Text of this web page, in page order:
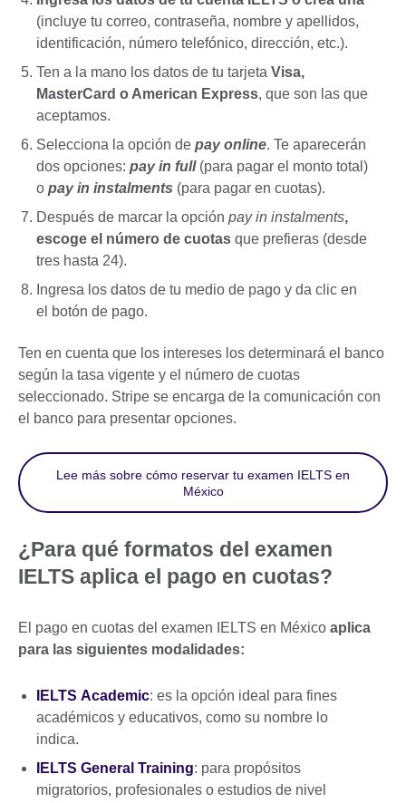
(incluye tu correo, contraseña, nombre y apellidos,
identificación, número telefónico, dirección, etc.).
Ten a la mano los datos de tu tarjeta Visa,
MasterCard o American Express, que son las que
aceptamos.
Selecciona la opción de pay online. Te aparecerán
dos opciones: pay in full(para pagar el monto total)
o pay in instalments (para pagar en cuotas).
Después de marcar la opción pay in instalments,
escoge el número de cuotas que prefieras (desde
tres hasta 24).
Ingresa los datos de tu medio de pago y da clic en
el botón de pago.
Ten en cuenta que los intereses los determinará el banco
según la tasa vigente y el número de cuotas
seleccionado. Stripe se encarga de la comunicación con
el banco para presentar opciones.
Lee más sobre cómo reservar tu examen IELTS en
México
¿Para qué formatos del examen
IELTS aplica el pago en cuotas?
El pago en cuotas del examen IELTS en México aplica
para las siguientes modalidades:
IELTS Academic: es la opción ideal para fines
académicos y educativos, como su nombre lo
indica.
IELTS General Training: para propósitos
migratorios, profesionales o estudios de nivel